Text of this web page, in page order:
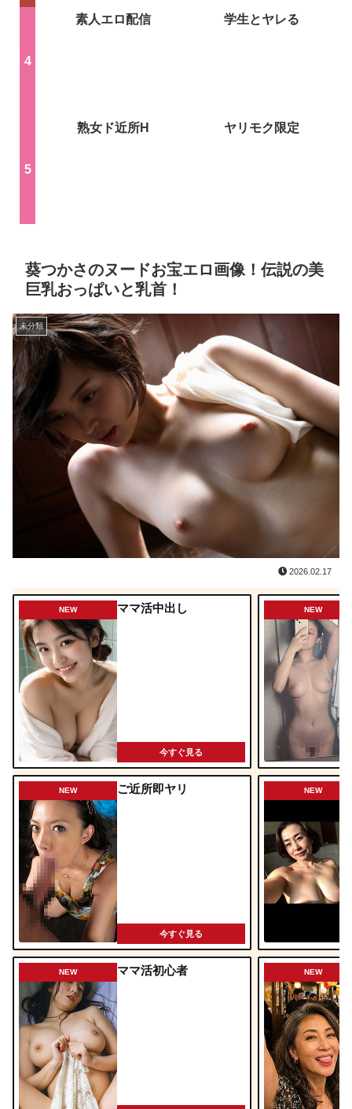
素人エロ配信 学生とヤレる
熟女ド近所H ヤリモク限定
葵つかさのヌードお宝エロ画像！伝説の美
巨乳おっぱいと乳首！
未分類
2026.02.17
NEW ママ活中出し
今すぐ見る
NEW ご近所即ヤリ
今すぐ見る
NEW ママ活初心者
NEW
NEW
NEW